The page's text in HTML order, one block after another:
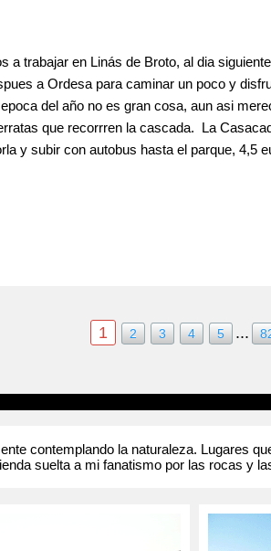
a trabajar en Linás de Broto, al dia
a Ordesa para caminar un poco y
del año no es gran cosa, aun asi
que recorrren la cascada. La
y subir con autobus hasta el parque,
1 2 3 4 5 ...
contemplando la naturaleza. Lugares
suelta a mi fanatismo por las rocas y